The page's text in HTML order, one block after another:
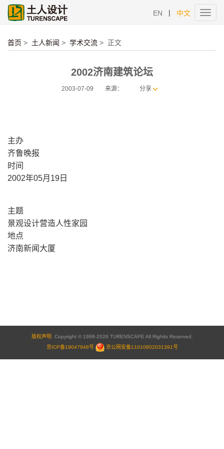
EN | 中文
首页 > 土人新闻 > 学术交流 > 正文
2002济南建筑论坛
2003-07-09 来源： 分享
主办
齐鲁晚报
时间
2002年05月19日
主题
景观设计营造人性家园
地点
济南新闻大厦
版权声明 Copyright © 1998-2026 TURENSCAPE All Righits Reserved.
京ICP备19047948号
京公网安备11010802031391号